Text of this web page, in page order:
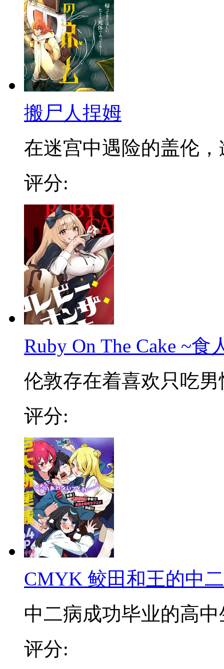
搬尸人捏姆
在迷宫中遇险的盖伦，
评分:
Ruby On The Cake ~食
伦敦存在着喜欢只吃男
评分:
CMYK 鲛田和王的中
中二病成功毕业的高中
评分: